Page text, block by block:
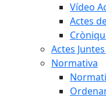
Vídeo
Actes
Actes
Normativa